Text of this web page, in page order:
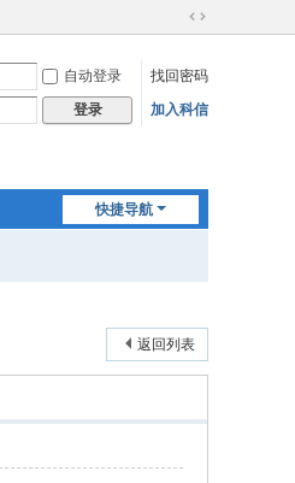
切
到
宽
自动登录
找回密码
登录 加入科信
快捷导航
返回列表